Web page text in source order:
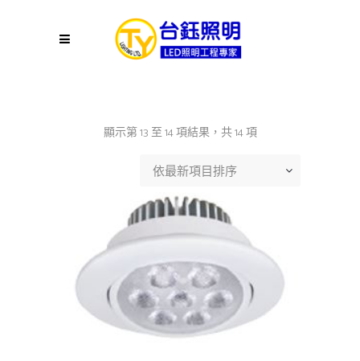
顯示第 13 至 14 項結果，共 14 項依
依最新項目排序